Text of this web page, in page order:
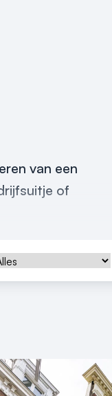
van een
of